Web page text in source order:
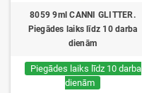
8059 9ml CANNI GLITTER.
Piegādes laiks līdz 10 darba
dienām
Piegādes laiks līdz 10 darba
dienām